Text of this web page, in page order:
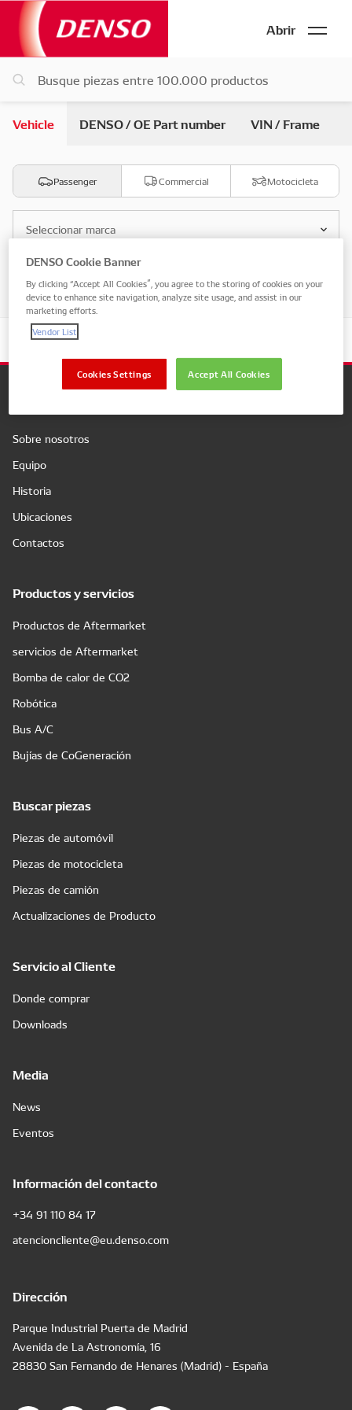
Abrir
Vehicle DENSO / OE Part number VIN / Frame
Passenger Commercial Motocicleta
Seleccionar marca
Seleccionar modelo
Sobre nosotros
Equipo
Historia
Ubicaciones
Contactos
Productos y servicios
Productos de Aftermarket
servicios de Aftermarket
Bomba de calor de CO2
Robótica
Bus A/C
Bujías de CoGeneración
Buscar piezas
Piezas de automóvil
Piezas de motocicleta
Piezas de camión
Actualizaciones de Producto
Servicio al Cliente
Donde comprar
Downloads
Media
News
Eventos
Información del contacto
+34 91 110 84 17
atencioncliente@eu.denso.com
Dirección
Parque Industrial Puerta de Madrid
Avenida de La Astronomía, 16
28830 San Fernando de Henares (Madrid) - España
DENSO Cookie Banner
By clicking “Accept All Cookies”, you agree to the storing of cookies on your
device to enhance site navigation, analyze site usage, and assist in our
marketing efforts.
Vendor List
Accept All Cookies
Cookies Settings